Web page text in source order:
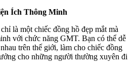
Ích Thông Minh
là một chiếc đồng hồ đẹp mắt mà
với chức năng GMT. Bạn có thể dễ
trên thế giới, làm cho chiếc đồng
cho những người thường xuyên đi